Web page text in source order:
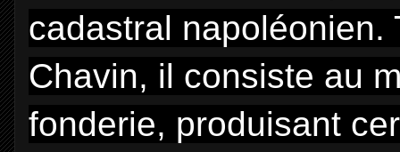
cadastral napoléonien.
Chavin, il consiste au
fonderie, produisant